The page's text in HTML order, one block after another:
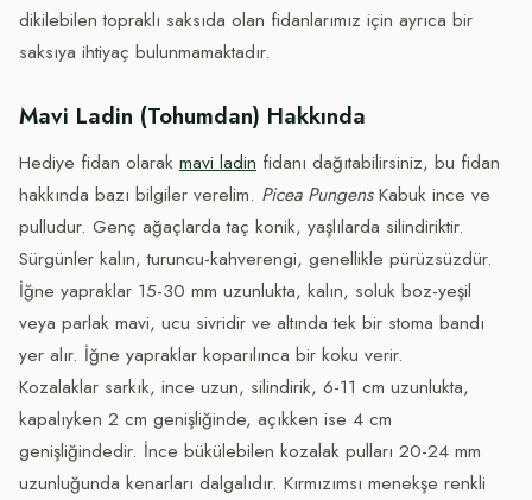
dikilebilen topraklı saksıda olan fidanlarımız için ayrıca bir
saksıya ihtiyaç bulunmamaktadır.
Mavi Ladin (Tohumdan) Hakkında
Hediye fidan olarak mavi ladin fidanı dağıtabilirsiniz, bu fidan
hakkında bazı bilgiler verelim. Picea PungensKabuk ince ve
pulludur. Genç ağaçlarda taç konik, yaşlılarda silindiriktir.
Sürgünler kalın, turuncu-kahverengi, genellikle pürüzsüzdür.
İğne yapraklar 15-30 mm uzunlukta, kalın, soluk boz-yeşil
veya parlak mavi, ucu sivridir ve altında tek bir stoma bandı
yer alır. İğne yapraklar koparılınca bir koku verir.
Kozalaklar sarkık, ince uzun, silindirik, 6-11 cm uzunlukta,
kapalıyken 2 cm genişliğinde, açıkken ise 4 cm
genişliğindedir. İnce bükülebilen kozalak pulları 20-24 mm
uzunluğunda kenarları dalgalıdır. Kırmızımsı menekşe renkli